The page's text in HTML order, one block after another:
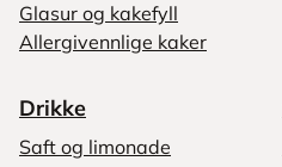
Glasur og kakefyll
Allergivennlige kaker
Drikke
Saft og limonade